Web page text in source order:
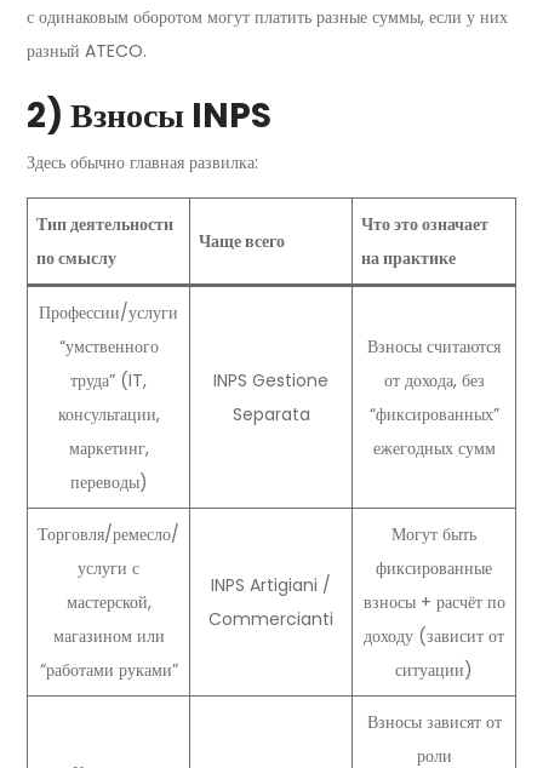
с одинаковым оборотом могут платить разные суммы, если у них
разный ATECO.
2) Взносы INPS
Здесь обычно главная развилка:
Тип деятельности
по смыслу
Чаще всего
Что это означает
на практике
Профессии/услуги
“умственного
труда” (IT,
консультации,
маркетинг,
переводы)
INPS Gestione
Separata
Взносы считаются
от дохода, без
“фиксированных”
ежегодных сумм
Торговля/ремесло/
услуги с
мастерской,
магазином или
“работами руками”
INPS Artigiani /
Commercianti
Могут быть
фиксированные
взносы + расчёт по
доходу (зависит от
ситуации)
Взносы зависят от
роли